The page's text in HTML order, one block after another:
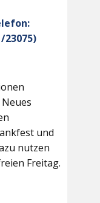
23075)
und
nutzen
Freitag.